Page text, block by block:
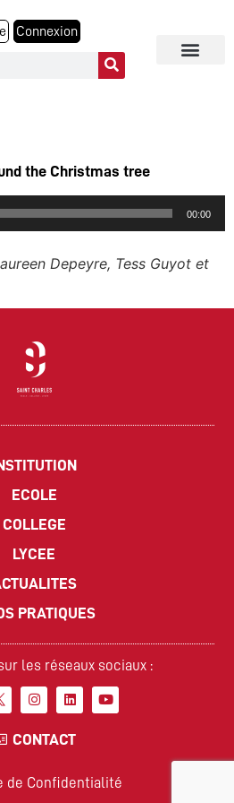
Connexion
the Christmas tree
00:00
Depeyre, Tess Guyot et
ECOLE
COLLEGE
LYCEE
PRATIQUES
les réseaux sociaux :
CONTACT
de Confidentialité